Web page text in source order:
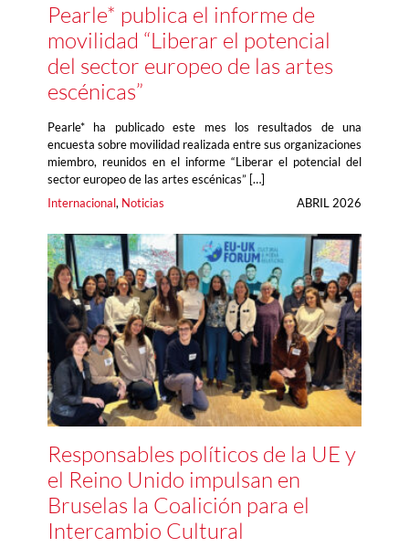
Pearle* publica el informe de
movilidad “Liberar el potencial
del sector europeo de las artes
escénicas”
Pearle* ha publicado este mes los resultados de una
encuesta sobre movilidad realizada entre sus organizaciones
miembro, reunidos en el informe “Liberar el potencial del
sector europeo de las artes escénicas” […]
Internacional, Noticias ABRIL 2026
Responsables políticos de la UE y
el Reino Unido impulsan en
Bruselas la Coalición para el
Intercambio Cultural